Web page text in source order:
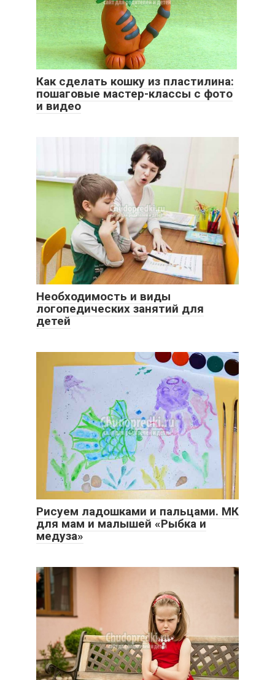
Как сделать кошку из пластилина:
пошаговые мастер-классы с фото
и видео
Необходимость и виды
логопедических занятий для
детей
Рисуем ладошками и пальцами. МК
для мам и малышей «Рыбка и
медуза»